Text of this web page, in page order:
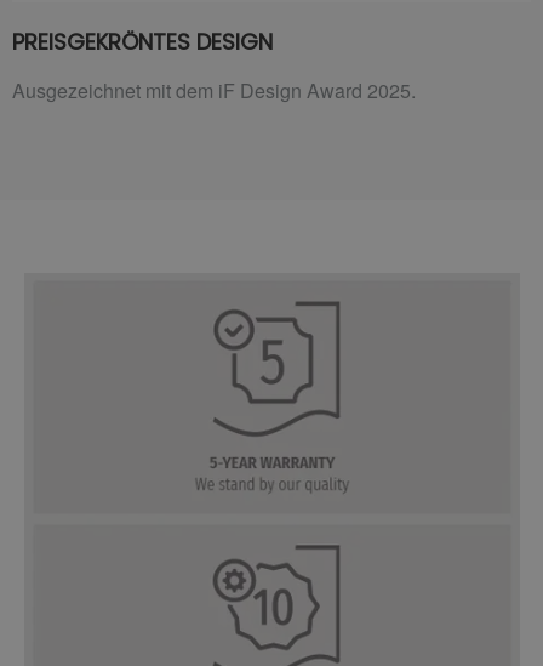
PREISGEKRÖNTES DESIGN
Ausgezeichnet mit dem iF Design Award 2025.